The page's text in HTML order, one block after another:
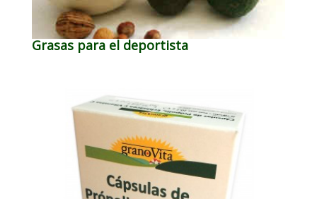
Grasas para el deportista